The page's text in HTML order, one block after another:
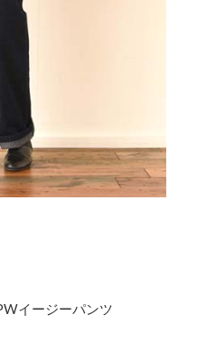
イージーパンツ